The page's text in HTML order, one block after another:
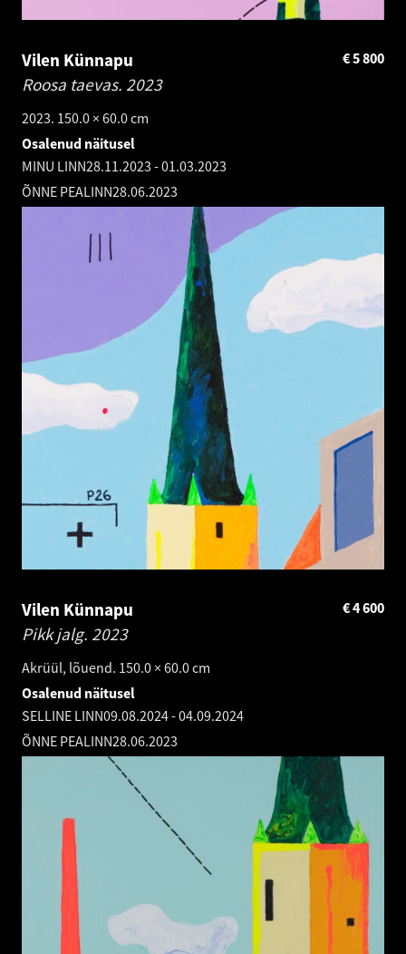
Vilen Künnapu
Roosa taevas. 2023
2023. 150.0 × 60.0 cm
5 800
€
Osalenud näitusel
MINU LINN28.11.2023 -01.03.2023
ÕNNE PEALINN28.06.2023
Vilen Künnapu
Pikk jalg. 2023
Akrüül, lõuend. 150.0 × 60.0 cm
4 600
€
Osalenud näitusel
SELLINE LINN09.08.2024-04.09.2024
ÕNNE PEALINN28.06.2023